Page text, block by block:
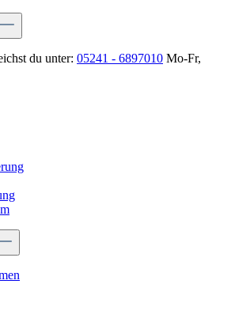
du unter: 05241 - 6897010 Mo-Fr,